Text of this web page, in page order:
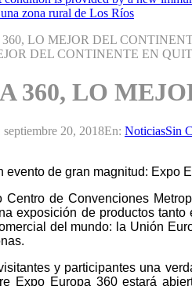
zona rural de Los Ríos
LO MEJOR DEL
360, LO
septiembre 20, 2018En: NoticiasSin
evento de gran magnitud:
Centro de Convenciones
exposición de productos
del mundo: la Unión
y participantes una
Expo Europa 360 estará